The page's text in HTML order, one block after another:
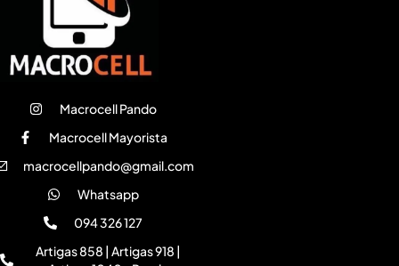
Macrocell Pando
Macrocell Mayorista
macrocellpando@gmail.com
Whatsapp
094 326 127
Artigas 858 | Artigas 918 |